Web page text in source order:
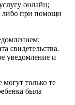
онлайн;
либо при помощи
свидетельства.
уведомление и
только те
была